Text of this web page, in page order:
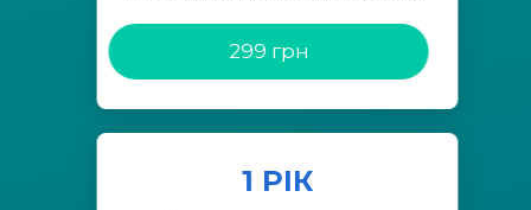
299 грн
1 РІК